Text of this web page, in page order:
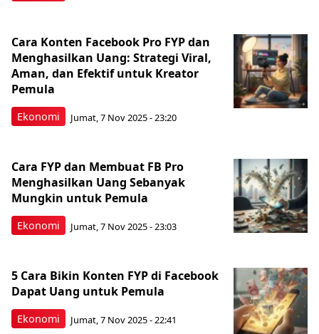
Ekonomi
Cara Konten Facebook Pro FYP dan
Menghasilkan Uang: Strategi Viral,
Aman, dan Efektif untuk Kreator
Pemula
Jumat, 7 Nov 2025 - 23:20
Ekonomi
Cara FYP dan Membuat FB Pro
Menghasilkan Uang Sebanyak
Mungkin untuk Pemula
Jumat, 7 Nov 2025 - 23:03
Ekonomi
5 Cara Bikin Konten FYP di Facebook
Dapat Uang untuk Pemula
Jumat, 7 Nov 2025 - 22:41